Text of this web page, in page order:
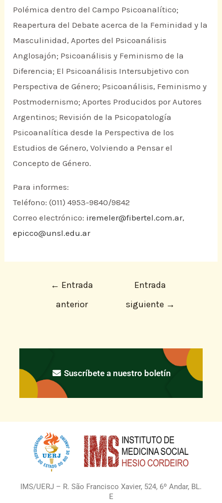
Polémica dentro del Campo Psicoanalítico;
Reapertura del Debate acerca de la Feminidad y la
Masculinidad, Aportes del Psicoanálisis
Anglosajón; Psicoanálisis y Feminismo de la
Diferencia; El Psicoanálisis Intersubjetivo con
Perspectiva de Género; Psicoanálisis, Feminismo y
Postmodernismo; Aportes Producidos por Autores
Argentinos; Revisión de la Psicopatología
Psicoanalítica desde la Perspectiva de los
Estudios de Género, Volviendo a Pensar el
Concepto de Género.
Para informes:
Teléfono: (011) 4953-9840/9842
Correo electrónico: iremeler@fibertel.com.ar,
epicco@unsl.edu.ar
← Entrada
anterior
Entrada
siguiente →
Suscríbete a nuestro boletín
IMS/UERJ – R. São Francisco Xavier, 524, 6º Andar, BL.
E